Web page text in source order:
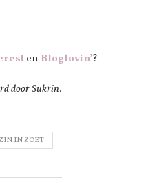
en Bloglovin’?
door Sukrin.
IN ZOET